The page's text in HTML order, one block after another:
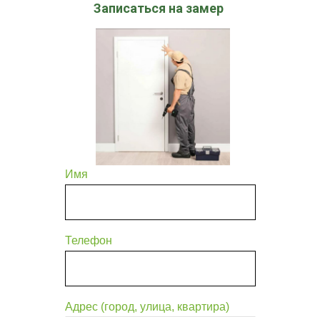
Имя
Телефон
Адрес (город, улица, квартира)
Записаться на замер